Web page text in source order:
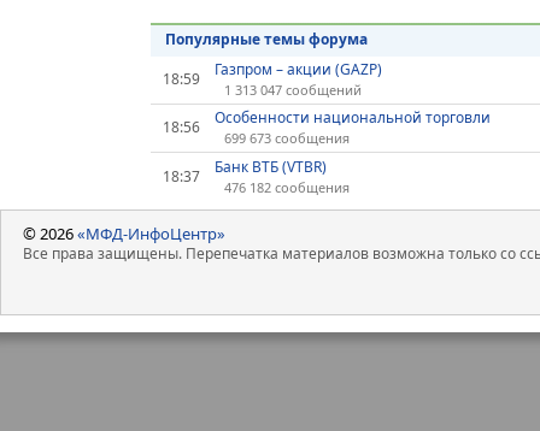
Популярные темы форума
18:59
Газпром – акции (GAZP)
1 313 047 сообщений
18:56 Особенности национальной торговли
699 673 сообщения
18:37 Банк ВТБ (VTBR)
476 182 сообщения
© 2026«МФД-ИнфоЦентр»
Все права защищены. Перепечатка материалов возможна только со